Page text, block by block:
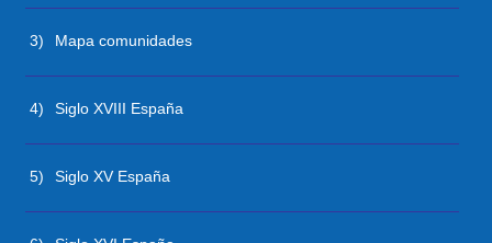
3) Mapa comunidades
4) Siglo XVIII España
5) Siglo XV España